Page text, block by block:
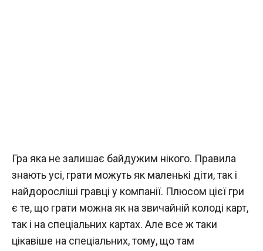
Гра яка не залишає байдужим нікого. Правила
знають усі, грати можуть як маленькі діти, так і
найдоросліші гравці у компанії. Плюсом цієї гри
є те, що грати можна як на звичайній колоді карт,
так і на спеціальних картах. Але все ж таки
цікавіше на спеціальних, тому, що там